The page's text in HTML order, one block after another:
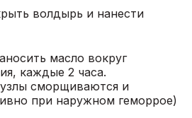
волдырь и нанести
масло вокруг
каждые 2 часа.
сморщиваются и
при наружном геморрое)